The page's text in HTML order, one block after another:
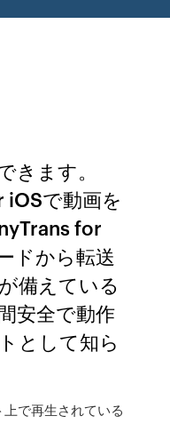
きます。
iOSで動画を
for
ドから転送
備えている
安全で動作
として知ら
で再生されている